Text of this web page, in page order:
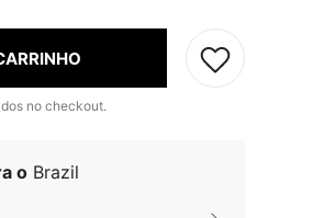
no checkout.
o Brazil